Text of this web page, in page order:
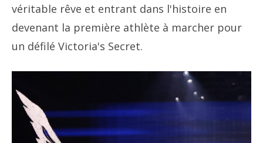
véritable rêve et entrant dans l'histoire en
devenant la première athlète à marcher pour
un défilé Victoria's Secret.